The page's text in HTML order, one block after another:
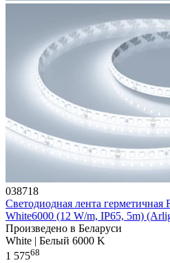
038718
Светодиодная лента
White6000 (12 W/m, IP65, 5m)
Произведено в Беларуси
White | Белый 6000 K
1 57568